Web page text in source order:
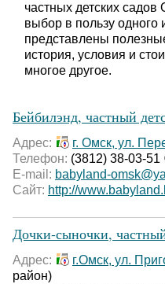
частных детских
выбор в пользу одного
представлены
история, условия и
многое другое.
Бейбилэнд, частный
Адрес: г. Омск, ул.
Телефон: (3812) 38-03-51
E-mail: babyland-
Сайт: http://
Дочки-сыночки,
Адрес: г.Омск, ул.
район)